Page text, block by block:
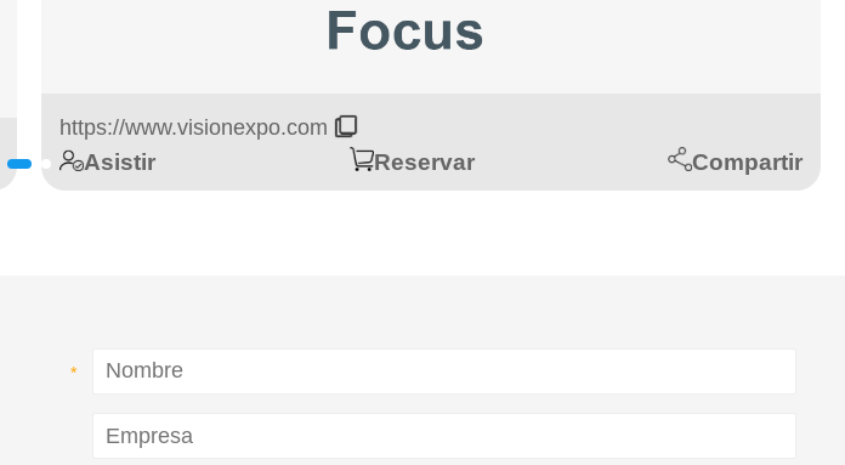
https://www.visionexpo.com
Asistir Reservar Compartir